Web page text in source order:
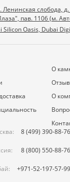
Ленинская слобода, д.
пав. 1106 (м.
Oasis, Dubai
О
О
8 (499) 390-88-76
8 (800) 550-88-76
+971-52-197-57-99